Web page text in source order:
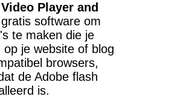
Player and
software om
te maken die je
op je website of blog
browsers,
de Adobe flash
is.